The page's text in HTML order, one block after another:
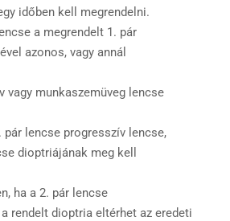
időben kell megrendelni.
a megrendelt 1. pár
azonos, vagy annál
vagy munkaszemüveg lencse
pár lencse progresszív lencse,
dioptriájának meg kell
ha a 2. pár lencse
rendelt dioptria eltérhet az eredeti